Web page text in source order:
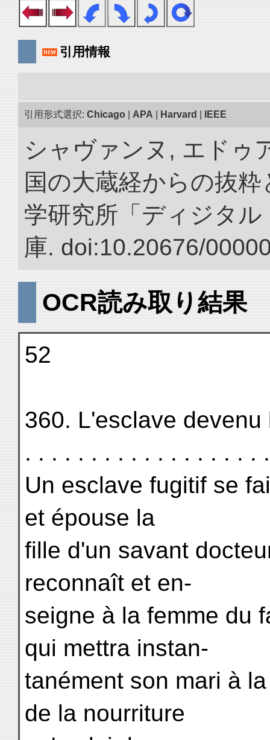
引用情報
引用形式選択: Chicago APA Harvard IEEE
シャヴァンヌ, エドゥ
国の大蔵経からの抜
学研究所「ディジタ
庫. doi:10.20676/
OCR読み取り結果
52
360. L'esclave
. . . . . . . . . . . . . . . . . .
Un esclave fugitif se
et épouse la
fille d'un savant
reconnaît et en-
seigne à la femme du
qui mettra instan-
tanément son mari à
de la nourriture